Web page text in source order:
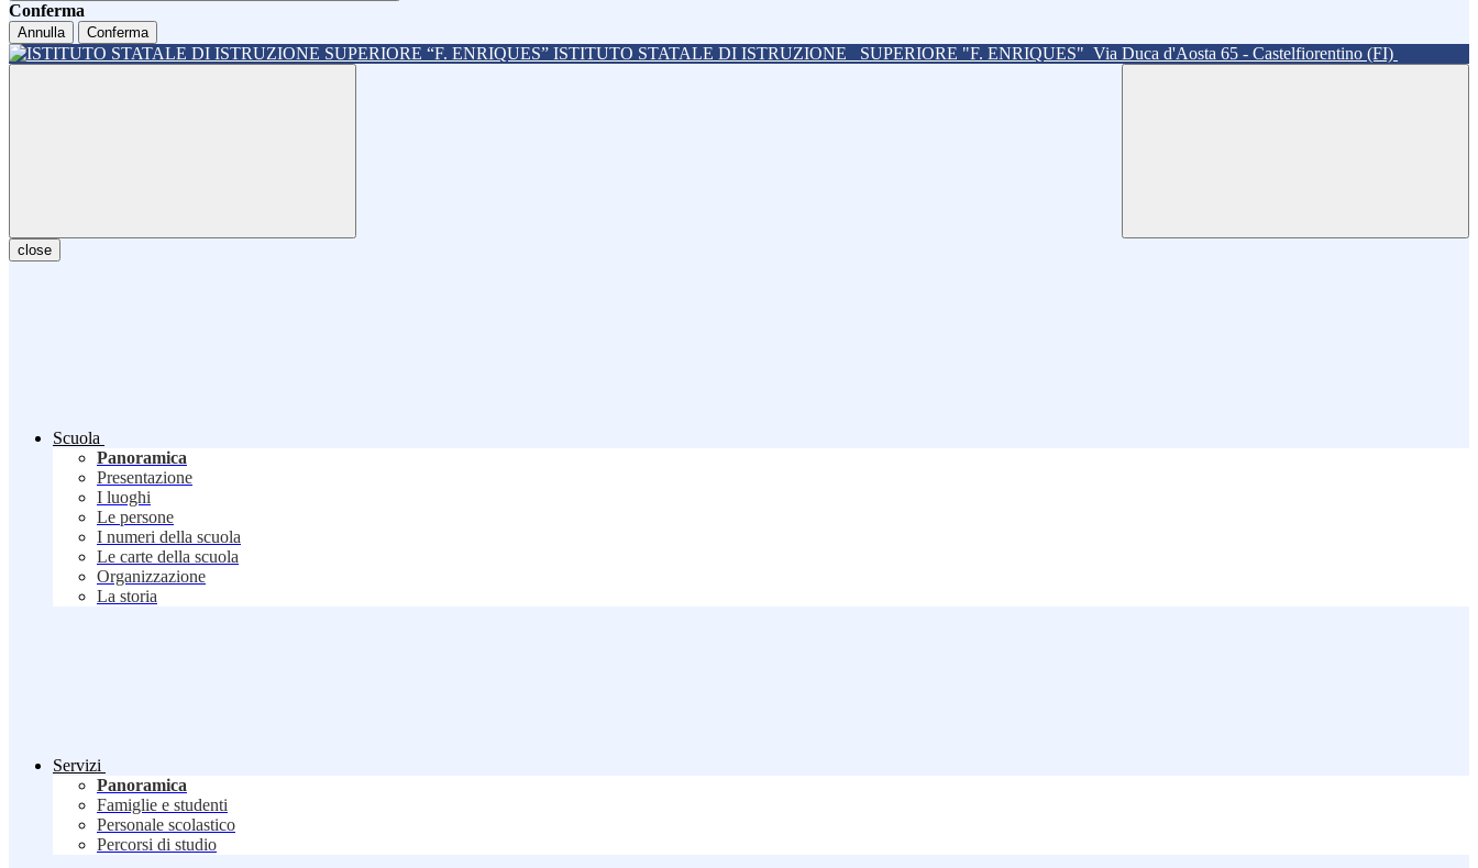
Conferma
Annulla Conferma
ISTITUTO STATALE DI ISTRUZIONE SUPERIORE "F. ENRIQUES" Via Duca d'Aosta 65 - Castelfiorentino (FI)
close
Scuola
Panoramica
Presentazione
I luoghi
Le persone
I numeri della scuola
Le carte della scuola
Organizzazione
La storia
Servizi
Panoramica
Famiglie e studenti
Personale scolastico
Percorsi di studio